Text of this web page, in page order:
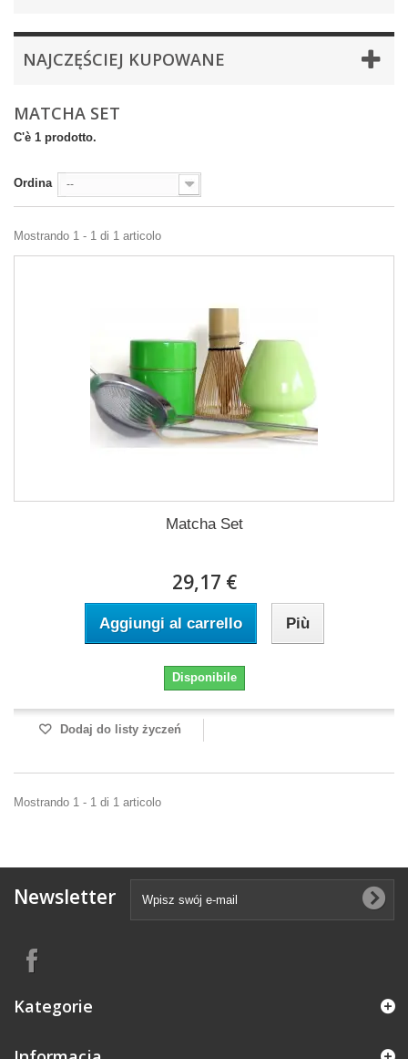
NAJCZĘŚCIEJ KUPOWANE
MATCHA SET
C'è 1 prodotto.
Ordina --
Mostrando 1 - 1 di 1 articolo
Matcha Set
29,17 €
Aggiungi al carrello Più
Disponibile
Dodaj do listy życzeń
Mostrando 1 - 1 di 1 articolo
Newsletter
Kategorie